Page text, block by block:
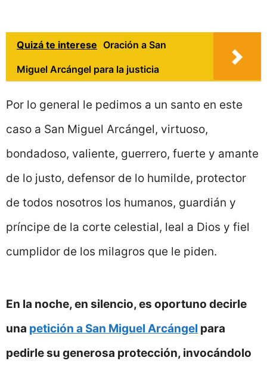
Quizá te interese Oración a San
Miguel Arcángel para la justicia
Por lo general le pedimos a un santo en este
caso a San Miguel Arcángel, virtuoso,
bondadoso, valiente, guerrero, fuerte y amante
de lo justo, defensor de lo humilde, protector
de todos nosotros los humanos, guardián y
príncipe de la corte celestial, leal a Dios y fiel
cumplidor de los milagros que le piden.
En la noche, en silencio, es oportuno decirle
una petición a San Miguel Arcángel para
pedirle su generosa protección, invocándolo